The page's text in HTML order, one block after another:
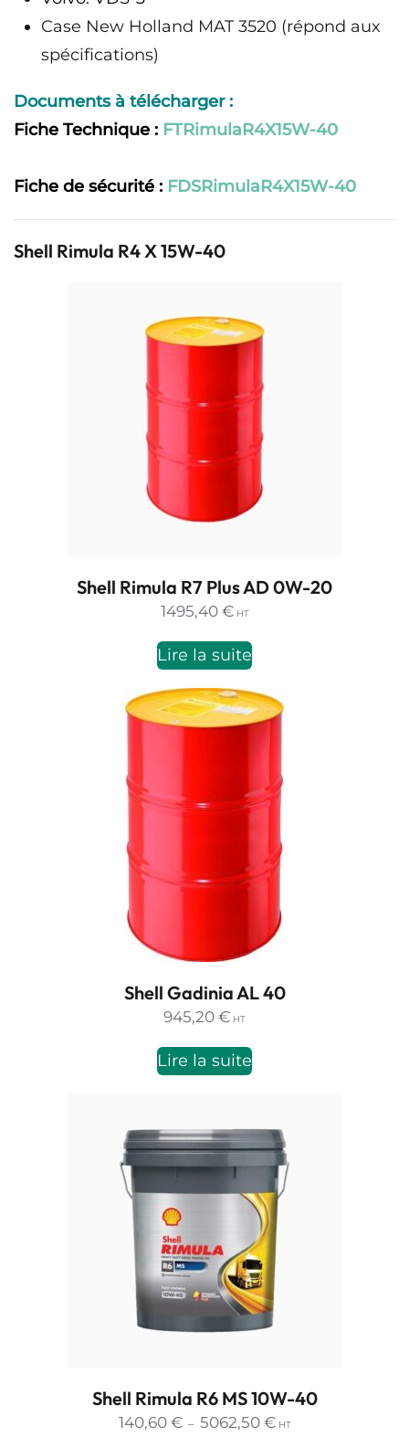
Case New Holland MAT 3520 (répond aux
spécifications)
Documents à télécharger :
Fiche Technique : FTRimulaR4X15W-40
Fiche de sécurité : FDSRimulaR4X15W-40
Shell Rimula R4 X 15W-40
Shell Rimula R7 Plus AD 0W-20
1495,40 € HT
Lire la suite
Shell Gadinia AL 40
945,20 € HT
Lire la suite
Shell Rimula R6 MS 10W-40
140,60 € – 5062,50 €Plage
HT